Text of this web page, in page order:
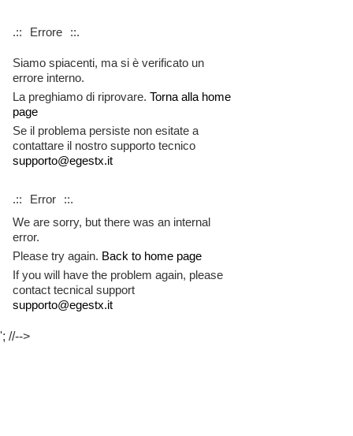
.:: Errore ::.
Siamo spiacenti, ma si è verificato un
errore interno.
La preghiamo di riprovare. Torna alla home
page
Se il problema persiste non esitate a
contattare il nostro supporto tecnico
supporto@egestx.it
.:: Error
::.
We are sorry, but there was an internal
error.
Please try again. Back to home page
If you will have the problem again, please
contact tecnical support
supporto@egestx.it
'; //-->